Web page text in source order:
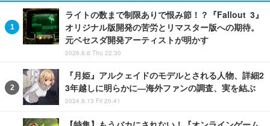
ライトの数まで制限ありで恨み節！？『Fallout 3』
オリジナル版開発の苦労とリマスター版への期待。
元ベセスダ開発アーティストが明かす
2026.8.6 Thu 22:30
『月姫』アルクェイドのモデルとされる人物、詳細2
3年越しに明らかに―海外ファンの調査、実を結ぶ
2024.9.13 Fri 20:41
【特集】もうバカにされない！『オンラインゲーム